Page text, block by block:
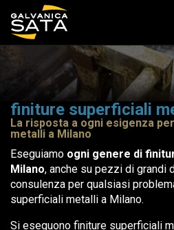
finiture superficiali
La risposta a ogni esigenza
metalli a Milano
Eseguiamo ogni genere di
Milano, anche su pezzi di grandi
consulenza per qualsiasi
superficiali metalli a Milano.
Si eseguono finiture superficiali